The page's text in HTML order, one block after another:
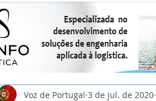
Voz de Portugal 3 de jul. de 2020